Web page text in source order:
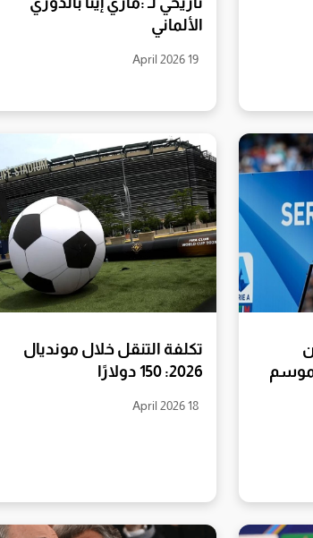
الألماني
19 April 2026
تكلفة التنقل خلال مونديال
2026: 150 دولارًا
18 April 2026